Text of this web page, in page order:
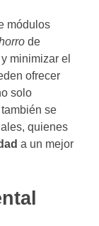
módulos
de
minimizar el
ofrecer
solo
se
quienes
a un mejor